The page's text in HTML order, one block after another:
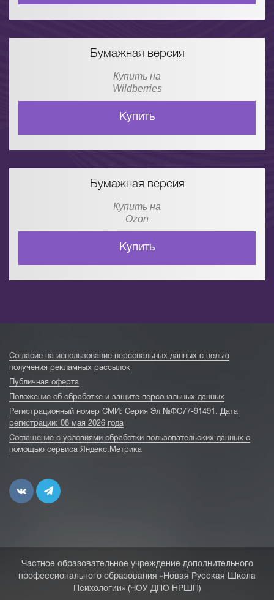
Бумажная версия
Купить на
Wildberries
Купить
Бумажная версия
Купить на
Ozon
Купить
Согласие на использование персональных данных с целью
получения рекламных рассылок
Публичная оферта
Положение об обработке и защите персональных данных
Регистрационный номер СМИ: Серия Эл №ФС77-91491. Дата
регистрации: 08 мая 2026 года
Соглашение с условиями обработки пользовательских данных с
помощью сервиса Яндекс.Метрика
Частное образовательное учреждение дополнительного
профессионального образования «Новая Русская Школа
Психологии» (ЧОУ ДПО НРШП)